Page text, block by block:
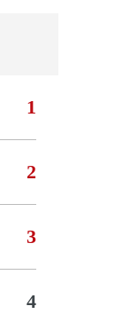
1
2
3
4